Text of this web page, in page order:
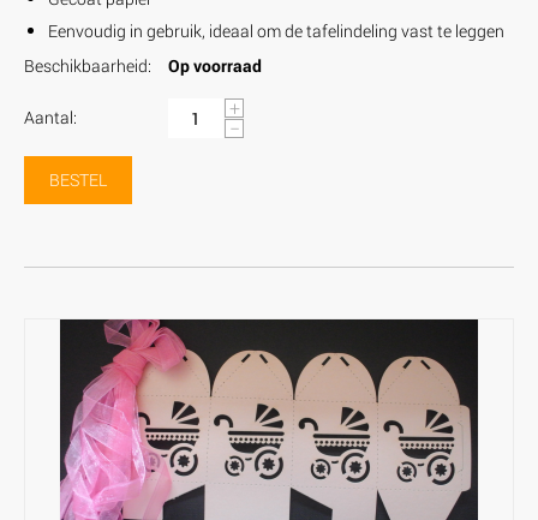
Eenvoudig in gebruik, ideaal om de tafelindeling vast te leggen
Beschikbaarheid:
Op voorraad
Aantal:
+
−
BESTEL